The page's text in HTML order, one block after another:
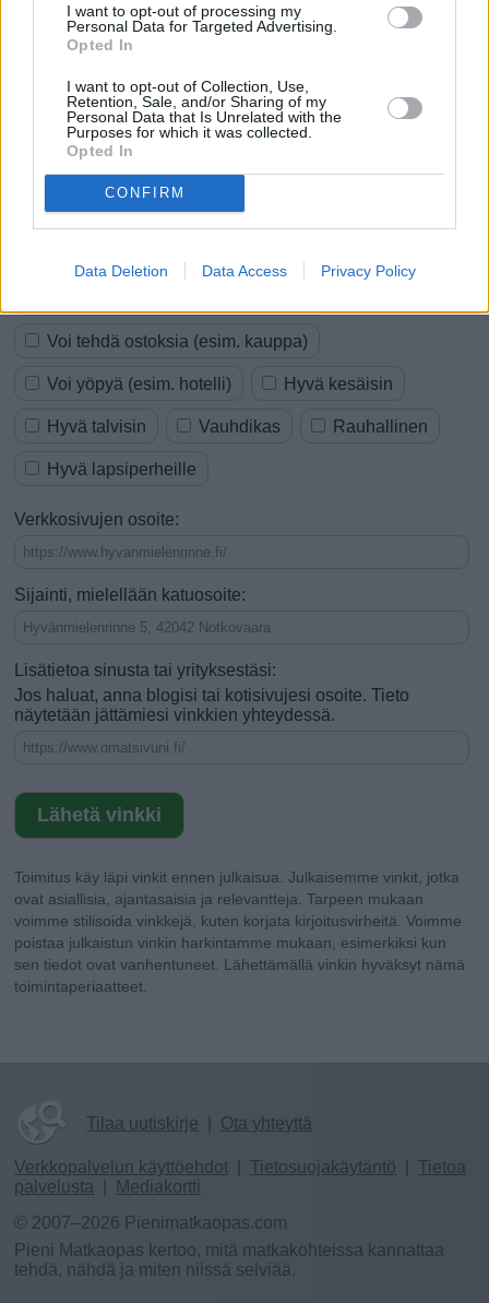
I want to opt-out of processing my
Personal Data for Targeted Advertising.
Opted In
I want to opt-out of Collection, Use,
Retention, Sale, and/or Sharing of my
Personal Data that Is Unrelated with the
Purposes for which it was collected.
Opted In
CONFIRM
Data Deletion Data Access Privacy Policy
Valitse seuraavista vaihtoehdoista ne, jotka sopivat
vinkkiisi:
Se on nähtävyys
Voi tehdä ostoksia (esim. kauppa)
Voi yöpyä (esim. hotelli) Hyvä kesäisin
Hyvä talvisin Vauhdikas Rauhallinen
Hyvä lapsiperheille
Verkkosivujen osoite:
Sijainti, mielellään katuosoite:
Lisätietoa sinusta tai yrityksestäsi:
Jos haluat, anna blogisi tai kotisivujesi osoite. Tieto
näytetään jättämiesi vinkkien yhteydessä.
Toimitus käy läpi vinkit ennen julkaisua. Julkaisemme vinkit, jotka
ovat asiallisia, ajantasaisia ja relevantteja. Tarpeen mukaan
voimme stilisoida vinkkejä, kuten korjata kirjoitusvirheitä. Voimme
poistaa julkaistun vinkin harkintamme mukaan, esimerkiksi kun
sen tiedot ovat vanhentuneet. Lähettämällä vinkin hyväksyt nämä
toimintaperiaatteet.
Tilaa uutiskirje Ota yhteyttä
Verkkopalvelun käyttöehdot Tietosuojakäytäntö
Tietoa
palvelusta
Mediakortti
© 2007–2026 Pienimatkaopas.com
Pieni Matkaopas kertoo, mitä matkakohteissa kannattaa
tehdä, nähdä ja miten niissä selviää.